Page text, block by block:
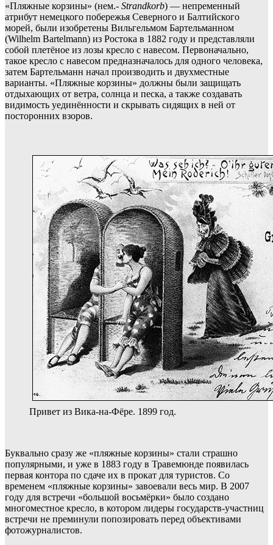
«Пляжные корзины» (нем.- Strandkorb) — непременный
атрибут немецкого побережья Северного и Балтийского
морей, были изобретены Вильгельмом Бартельманном
(Wilhelm Bartelmann) из Ростока в 1882 году и представляли
собой плетёное из лозы кресло с навесом. Первоначально,
такое кресло с навесом предназначалось для одного человека,
затем Бартельманн начал производить и двухместные
варианты. «Пляжные корзины» должны были защищать
отдыхающих от ветра, солнца и песка, а также создавать
видимость уединённости и скрывать сидящих в ней от
посторонних взоров.
Привет из Вика-на-Фёре. 1899 год.
Буквально сразу же «пляжные корзины» стали страшно
популярными, и уже в 1883 году в Травемюнде появилась
первая контора по сдаче их в прокат для туристов. Со
временем «пляжные корзины» завоевали весь мир. В 2007
году для встречи «большой восьмёрки» было создано
многоместное кресло, в котором лидеры государств-участниц
встречи не преминули попозировать перед объективами
фотожурналистов.